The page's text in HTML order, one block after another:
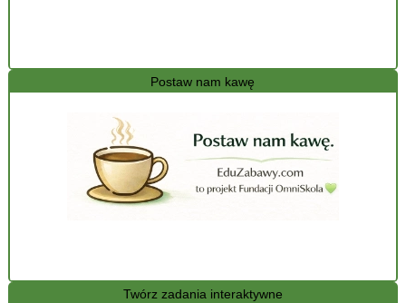
Postaw nam kawę
Twórz zadania interaktywne